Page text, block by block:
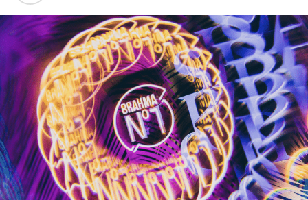
#SAVETHENIGHT promovido pela Jägermeister
dez anos de operação em setembro de 2026. Com
capacidade transacional e conversacional, a plataforma
soma mais de 3 bilhões de interações históricas. No
primeiro semestre de 2026, a assistente registrou 74
milhões de interações, alcançando uma taxa de retenção
interna de 90% e índice de resolutividade de 87% nos
atendimentos.
Além da b.ia, o Meu Bradesco engloba ferramentas como
o E-agro — plataforma digital direcionada a produtores
rurais — e sistemas de recomendação de investimentos
suportados porGenAI(Inteligência Artificial Generativa),